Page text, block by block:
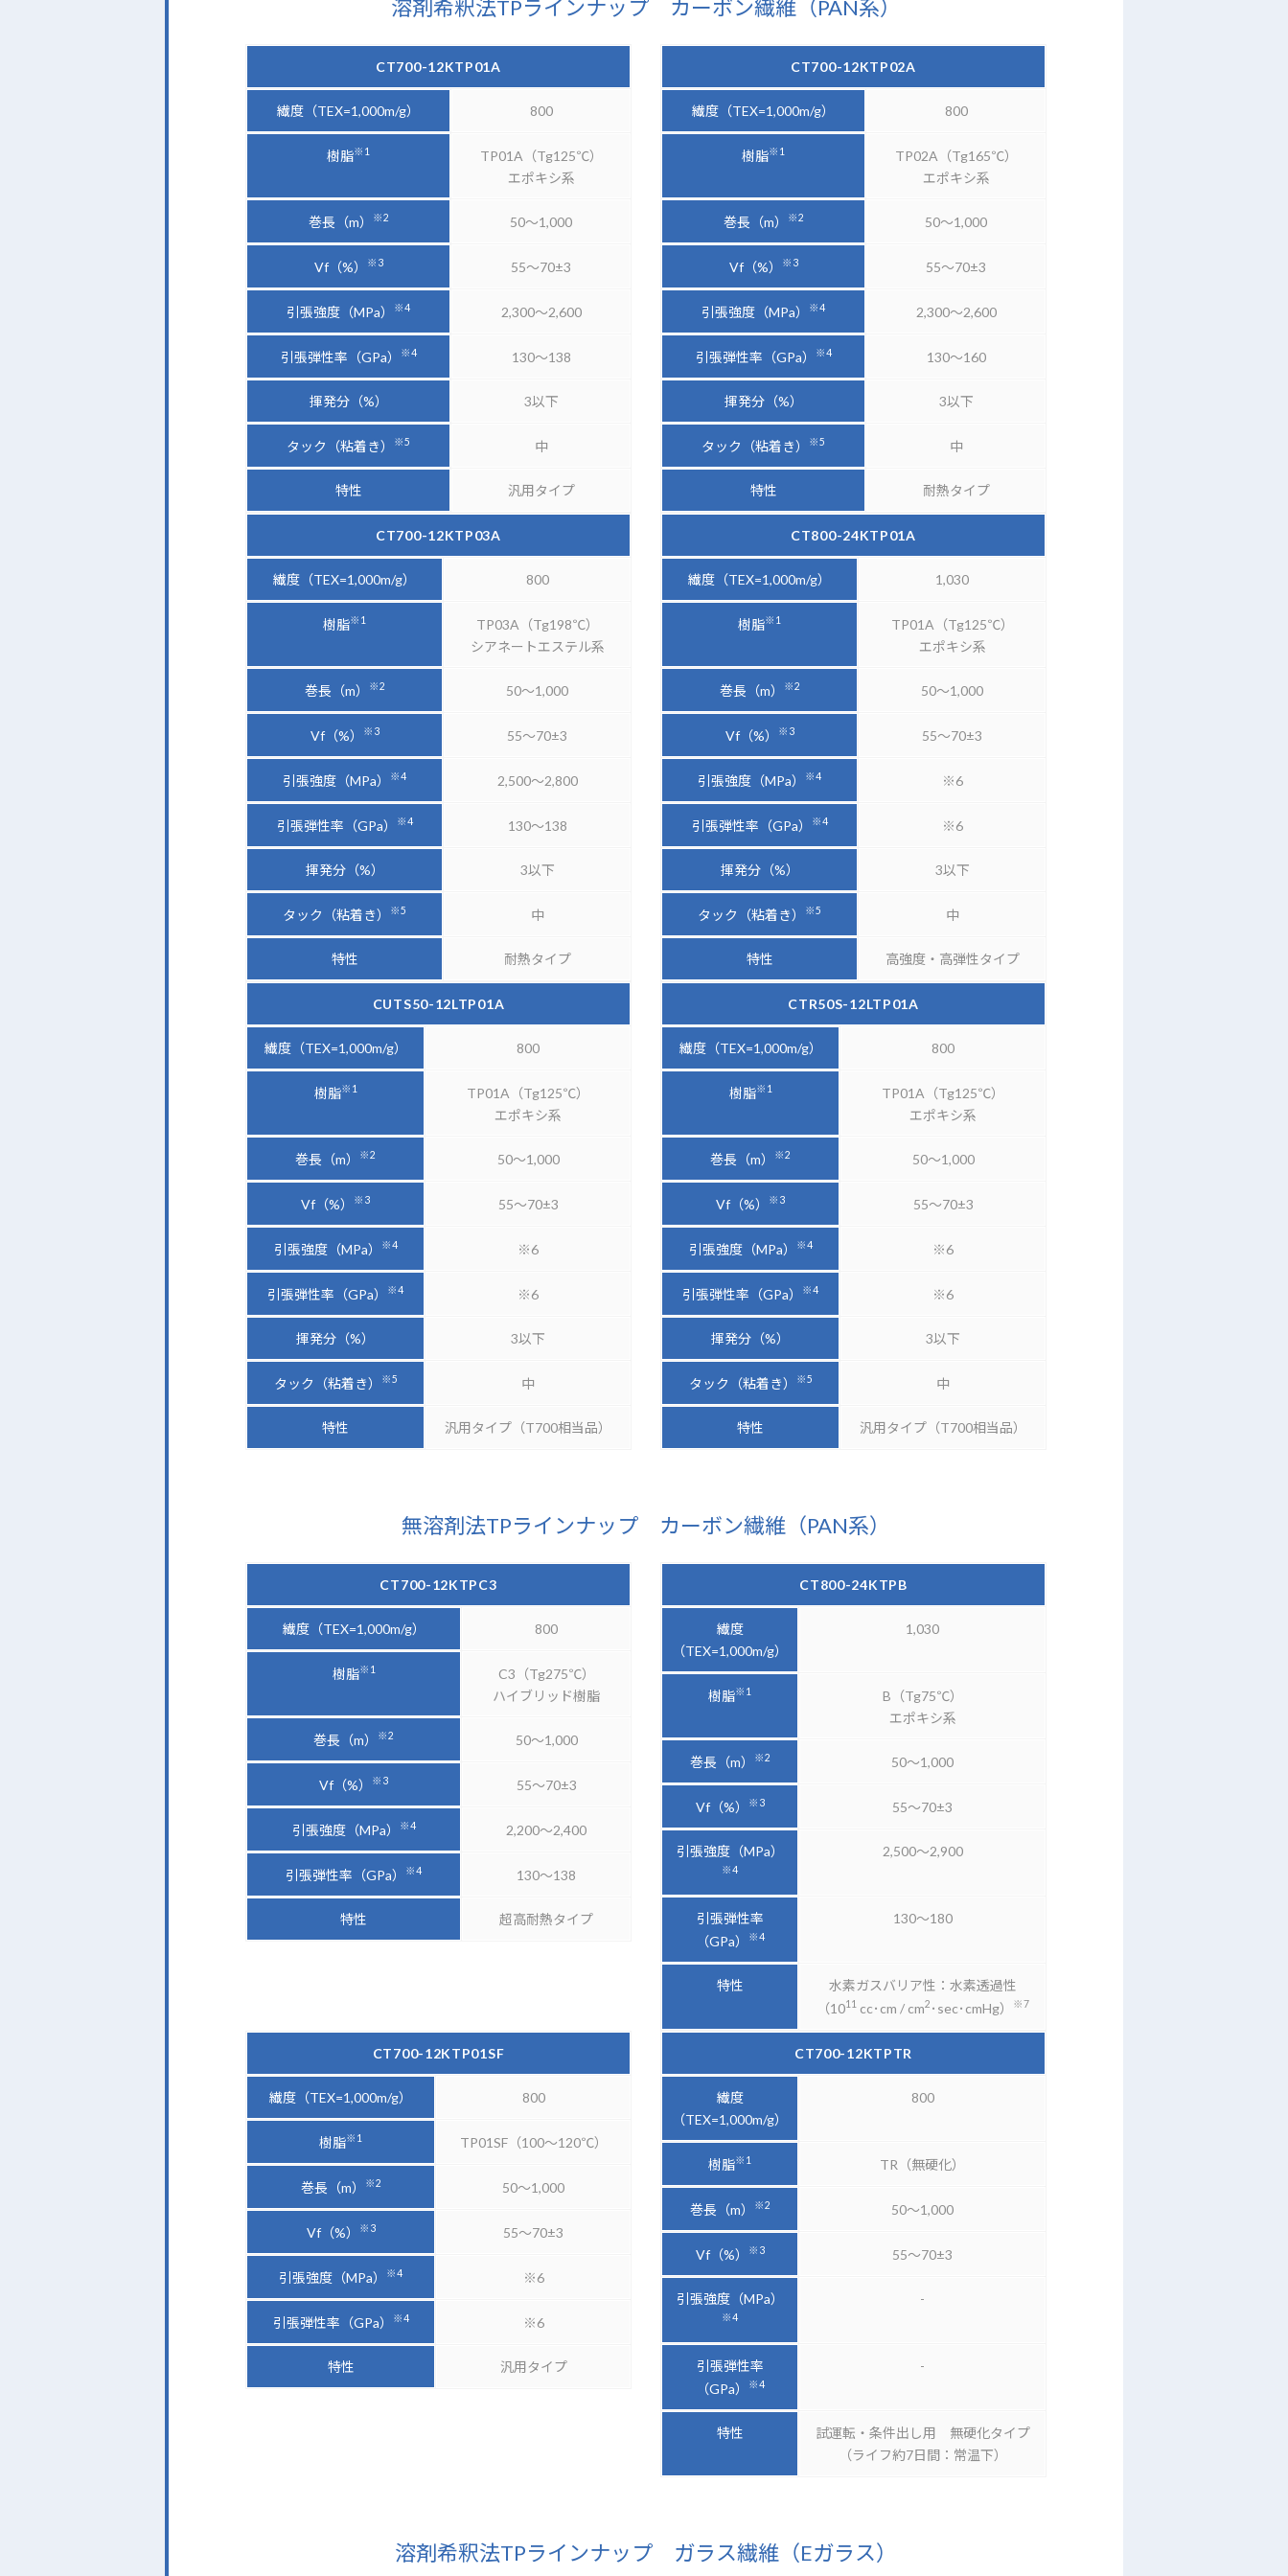
溶剤希釈法TPラインナップ カーボン繊維（PAN系）
CT700-12KTP01A
繊度（TEX=1,000m/g） 800
樹脂※1
TP01A（Tg125℃）
エポキシ系
巻長（m） ※2 50～1,000
Vf（%） ※3 55～70±3
引張強度（MPa） ※4 2,300～2,600
引張弾性率（GPa） ※4 130～138
揮発分（%） 3以下
タック（粘着き） ※5 中
特性 汎用タイプ
CT700-12KTP02A
繊度（TEX=1,000m/g） 800
樹脂※1
TP02A（Tg165℃）
エポキシ系
巻長（m） ※2 50～1,000
Vf（%） ※3 55～70±3
引張強度（MPa） ※4 2,300～2,600
引張弾性率（GPa） ※4 130～160
揮発分（%） 3以下
タック（粘着き） ※5 中
特性 耐熱タイプ
CT700-12KTP03A
繊度（TEX=1,000m/g） 800
樹脂※1
TP03A（Tg198℃）
シアネートエステル系
巻長（m） ※2 50～1,000
Vf（%） ※3 55～70±3
引張強度（MPa） ※4 2,500～2,800
引張弾性率（GPa） ※4 130～138
揮発分（%） 3以下
タック（粘着き） ※5 中
特性 耐熱タイプ
CT800-24KTP01A
繊度（TEX=1,000m/g） 1,030
樹脂※1
TP01A（Tg125℃）
エポキシ系
巻長（m） ※2 50～1,000
Vf（%） ※3 55～70±3
引張強度（MPa） ※4 ※6
引張弾性率（GPa） ※4 ※6
揮発分（%） 3以下
タック（粘着き） ※5 中
特性 高強度・高弾性タイプ
CUTS50-12LTP01A
繊度（TEX=1,000m/g） 800
樹脂※1
TP01A（Tg125℃）
エポキシ系
巻長（m） ※2 50～1,000
Vf（%） ※3 55～70±3
引張強度（MPa） ※4 ※6
引張弾性率（GPa） ※4 ※6
揮発分（%） 3以下
タック（粘着き） ※5 中
特性 汎用タイプ（T700相当品）
CTR50S-12LTP01A
繊度（TEX=1,000m/g） 800
樹脂※1
TP01A（Tg125℃）
エポキシ系
巻長（m） ※2 50～1,000
Vf（%） ※3 55～70±3
引張強度（MPa） ※4 ※6
引張弾性率（GPa） ※4 ※6
揮発分（%） 3以下
タック（粘着き） ※5 中
特性 汎用タイプ（T700相当品）
無溶剤法TPラインナップ カーボン繊維（PAN系）
CT700-12KTPC3
繊度（TEX=1,000m/g） 800
樹脂※1
C3（Tg275℃）
ハイブリッド樹脂
巻長（m） ※2 50～1,000
Vf（%） ※3 55～70±3
引張強度（MPa） ※4 2,200～2,400
引張弾性率（GPa） ※4 130～138
特性 超高耐熱タイプ
CT800-24KTPB
繊度
（TEX=1,000m/g）
1,030
樹脂※1
B（Tg75℃）
エポキシ系
巻長（m） ※2 50～1,000
Vf（%） ※3 55～70±3
引張強度（MPa）
※4
2,500～2,900
引張弾性率
（GPa）
※4
130～180
特性
水素ガスバリア性：水素透過性
（1011cc･cm / cm2 ･sec･cmHg） ※7
CT700-12KTP01SF
繊度（TEX=1,000m/g） 800
樹脂※1 TP01SF（100～120℃）
巻長（m） ※2 50～1,000
Vf（%） ※3 55～70±3
引張強度（MPa） ※4 ※6
引張弾性率（GPa） ※4 ※6
特性 汎用タイプ
CT700-12KTPTR
繊度
（TEX=1,000m/g）
800
樹脂※1 TR（無硬化）
巻長（m） ※2 50～1,000
Vf（%） ※3 55～70±3
引張強度（MPa）
※4
-
引張弾性率
（GPa）
※4
-
特性
試運転・条件出し用 無硬化タイプ
（ライフ約7日間：常温下）
溶剤希釈法TPラインナップ ガラス繊維（Eガラス）